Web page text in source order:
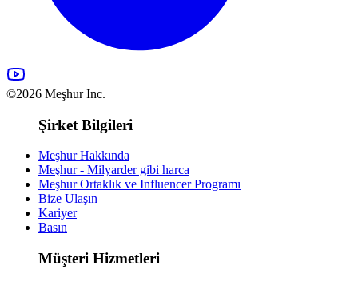
©2026 Meşhur Inc.
Şirket Bilgileri
Meşhur Hakkında
Meşhur - Milyarder gibi harca
Meşhur Ortaklık ve Influencer Programı
Bize Ulaşın
Kariyer
Basın
Müşteri Hizmetleri